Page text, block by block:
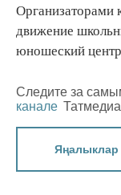
Организаторами
движение
юношеский
Следите за
канале Татмедиа
Яңалыклар